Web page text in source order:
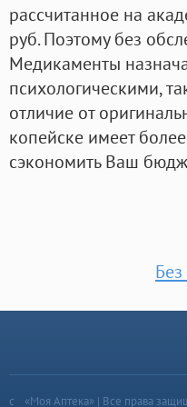
рассчитанное на
руб. Поэтому без
Медикаменты
психологическими,
отличие от
копейске имеет
сэкономить Ваш
«Моя Аптека» | Все права